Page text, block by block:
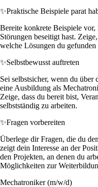
✨Praktische Beispiele parat
Bereite konkrete Beispiele
Störungen beseitigt hast.
welche Lösungen du
✨Selbstbewusst auftreten
Sei selbstsicher, wenn du
eine Ausbildung als
Zeige, dass du bereit bist,
selbstständig zu arbeiten.
✨Fragen vorbereiten
Überlege dir Fragen, die du
zeigt dein Interesse an der
den Projekten, an denen du
Möglichkeiten zur
Mechatroniker (m/w/d)